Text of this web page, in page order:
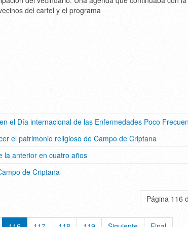
del cartel y el programa
el Día internacional de las Enfermedades Poco
el patrimonio religioso de Campo de Criptana
la anterior en cuatro años
de Criptana
Página 116